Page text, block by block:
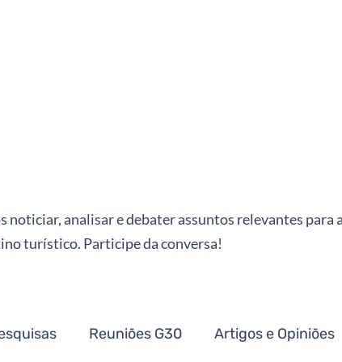
noticiar, analisar e debater assuntos relevantes para
turístico. Participe da conversa!
Reuniões G30 Artigos e Opiniões